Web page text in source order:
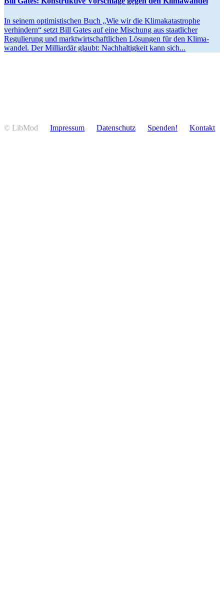
In seinem optimis­ti­schen Buch „Wie wir die Klima­ka­ta­strophe
verhindern“ setzt Bill Gates auf eine Mischung aus staat­licher
Regulierung und markt­wirt­schaft­lichen Lösungen für den Klima­
wandel. Der Milli­ardär glaubt: Nachhal­tigkeit kann sich...
© LibMod Impressum Daten­schutz Spenden! Kontakt